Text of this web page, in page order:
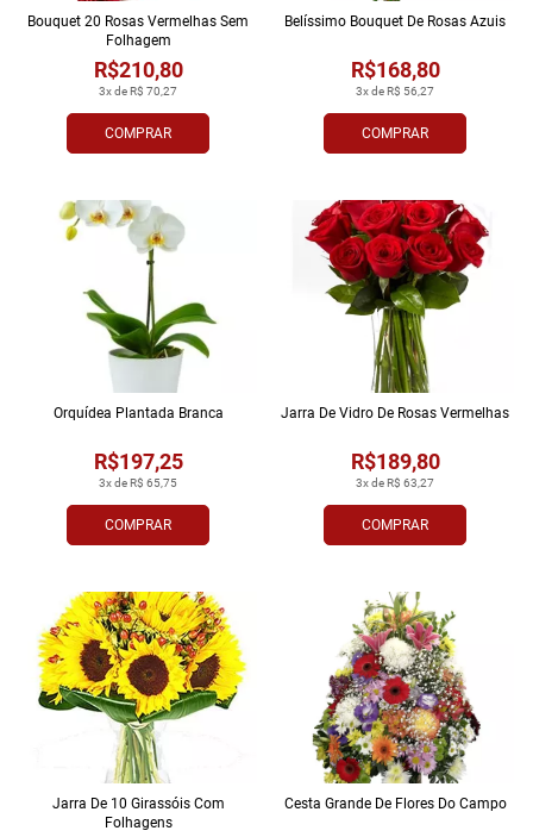
COMPRAR
3x de R$ 70,27
R$210,80
Bouquet 20 Rosas Vermelhas Sem
Folhagem
COMPRAR
3x de R$ 56,27
R$168,80
Belíssimo Bouquet De Rosas Azuis
COMPRAR
3x de R$ 65,75
R$197,25
Orquídea Plantada Branca
COMPRAR
3x de R$ 63,27
R$189,80
Jarra De Vidro De Rosas Vermelhas
Jarra De 10 Girassóis Com
Folhagens
Cesta Grande De Flores Do Campo